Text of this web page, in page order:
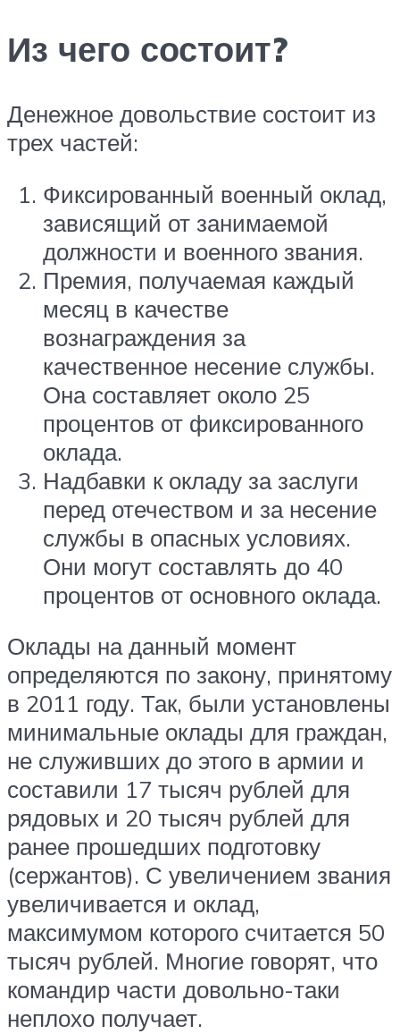
Из чего состоит?
Денежное довольствие состоит из
трех частей:
Фиксированный военный оклад,
зависящий от занимаемой
должности и военного звания.
Премия, получаемая каждый
месяц в качестве
вознаграждения за
качественное несение службы.
Она составляет около 25
процентов от фиксированного
оклада.
Надбавки к окладу за заслуги
перед отечеством и за несение
службы в опасных условиях.
Они могут составлять до 40
процентов от основного оклада.
Оклады на данный момент
определяются по закону, принятому
в 2011 году. Так, были установлены
минимальные оклады для граждан,
не служивших до этого в армии и
составили 17 тысяч рублей для
рядовых и 20 тысяч рублей для
ранее прошедших подготовку
(сержантов). С увеличением звания
увеличивается и оклад,
максимумом которого считается 50
тысяч рублей. Многие говорят, что
командир части довольно-таки
неплохо получает.